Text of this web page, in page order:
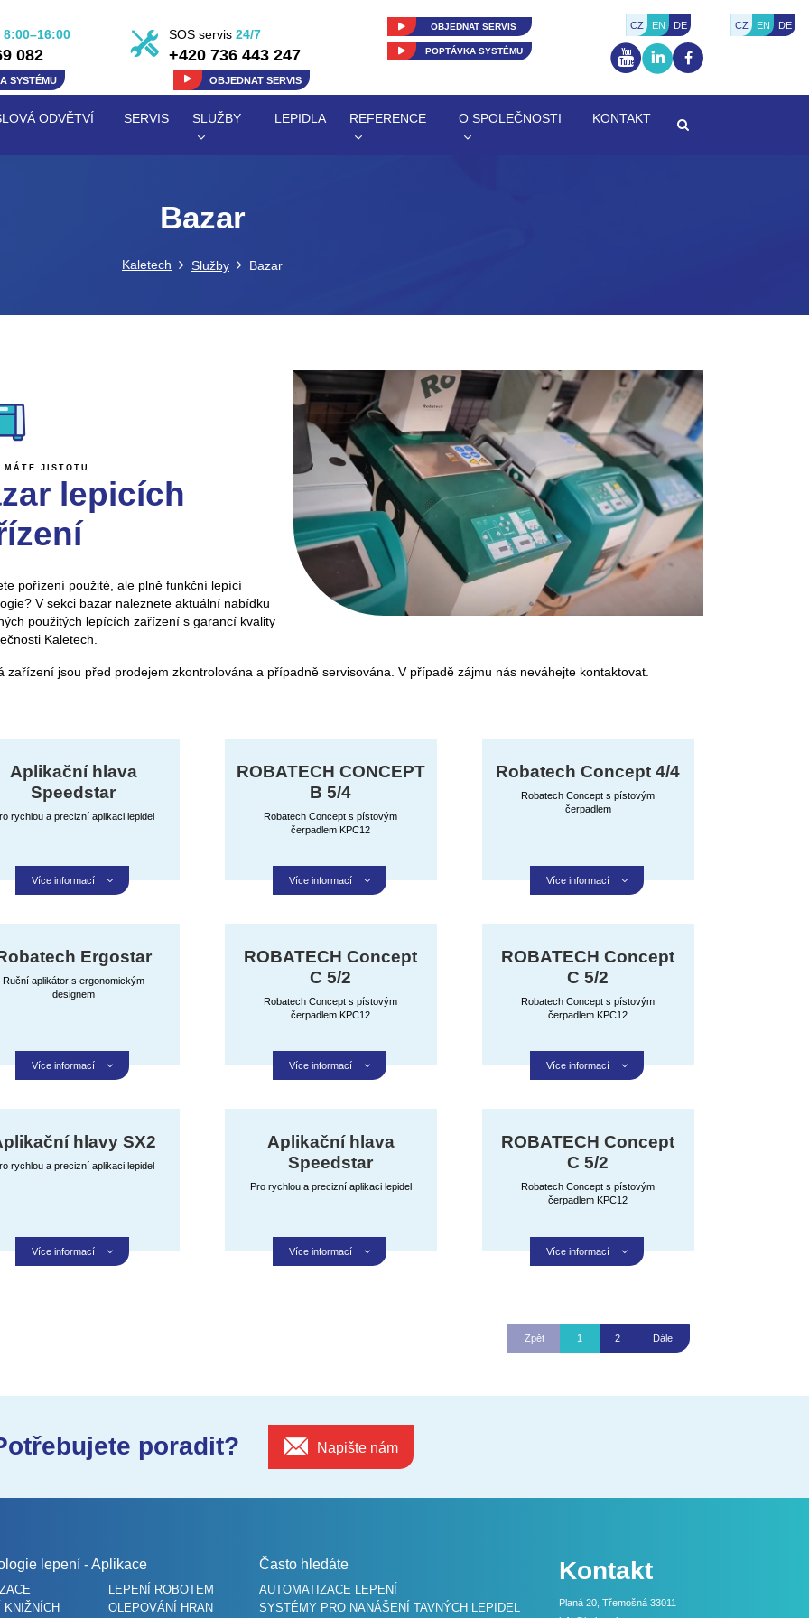
CZ EN DE
8:00–16:00
082
SYSTÉMU
SOS servis 24/7
+420 736 443 247
OBJEDNAT SERVIS
OBJEDNAT SERVIS
POPTÁVKA SYSTÉMU
CZ EN DE
ODVĚTVÍ SERVIS SLUŽBY LEPIDLA REFERENCE O SPOLEČNOSTI KONTAKT
Bazar
Kaletech Služby Bazar
MÁTE JISTOTU
lepicích
pořízení použité, ale plně funkční lepící
V sekci bazar naleznete aktuální nabídku
použitých lepících zařízení s garancí kvality
Kaletech.
zařízení jsou před prodejem zkontrolována a případně servisována. V případě zájmu nás neváhejte kontaktovat.
Aplikační hlava
Speedstar
rychlou a precizní aplikaci lepidel
Více informací
ROBATECH CONCEPT
B 5/4
Robatech Concept s pístovým
čerpadlem KPC12
Více informací
Robatech Concept 4/4
Robatech Concept s pístovým
čerpadlem
Více informací
Ergostar
Ruční aplikátor s ergonomickým
designem
Více informací
ROBATECH Concept
C 5/2
Robatech Concept s pístovým
čerpadlem KPC12
Více informací
ROBATECH Concept
C 5/2
Robatech Concept s pístovým
čerpadlem KPC12
Více informací
hlavy SX2
rychlou a precizní aplikaci lepidel
Více informací
Aplikační hlava
Speedstar
Pro rychlou a precizní aplikaci lepidel
Více informací
ROBATECH Concept
C 5/2
Robatech Concept s pístovým
čerpadlem KPC12
Více informací
Zpět 1 2 Dále
poradit? Napište nám
lepení - Aplikace
LEPENÍ ROBOTEM
KNIŽNÍCH
OLEPOVÁNÍ HRAN
Často hledáte
AUTOMATIZACE LEPENÍ
SYSTÉMY PRO NANÁŠENÍ TAVNÝCH LEPIDEL
Kontakt
Planá 20, Třemošná 33011